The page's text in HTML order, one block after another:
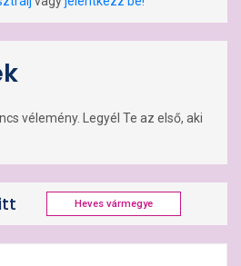
vélemény. Legyél Te az első, aki
Heves vármegye